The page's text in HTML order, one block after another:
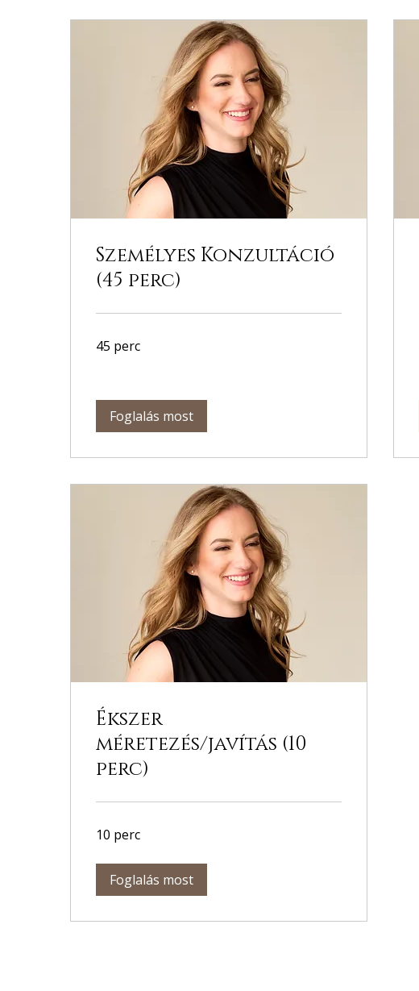
Személyes Konzultáció
(45 perc)
45 perc
Foglalás most
Ékszer
méretezés/javítás (10
perc)
10 perc
Foglalás most